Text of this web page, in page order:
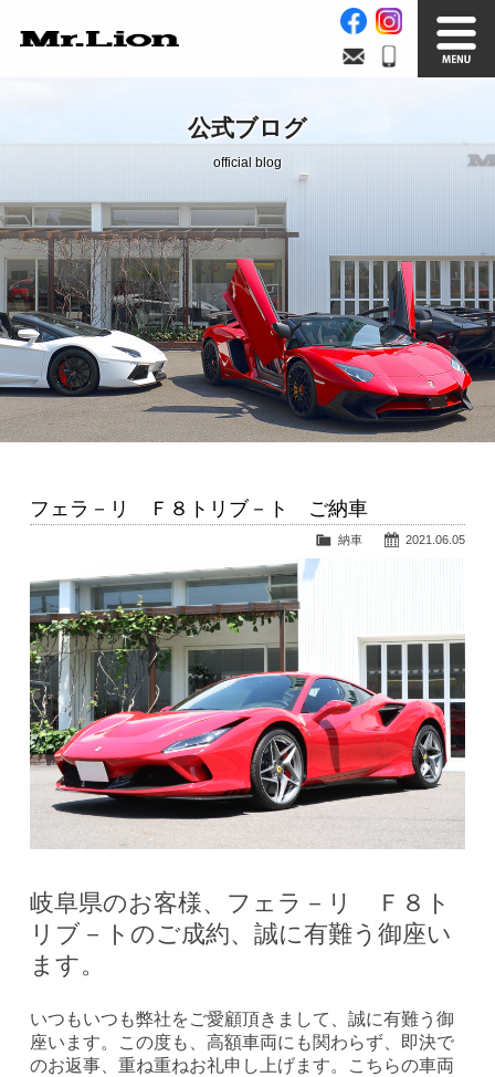
在庫車情報 買取無料査定
Factory
自社工場 サービス案内
Official Blog
公式ブログ
Company info.
会社案内
公式ブログ
official blog
フェラ－リ Ｆ８トリブ－ト ご納車
2021.06.05
納車
岐阜県のお客様、フェラ－リ Ｆ８ト
リブ－トのご成約、誠に有難う御座い
ます。
いつもいつも弊社をご愛顧頂きまして、誠に有難う御
座います。この度も、高額車両にも関わらず、即決で
のお返事、重ね重ねお礼申し上げます。こちらの車両